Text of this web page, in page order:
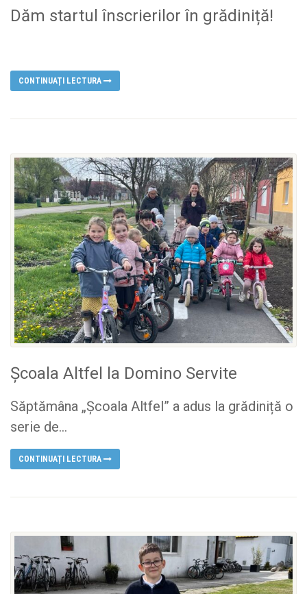
Dăm startul înscrierilor în grădiniță!
CONTINUAȚI LECTURA
Școala Altfel la Domino Servite
Săptămâna „Școala Altfel” a adus la grădiniță o
serie de...
CONTINUAȚI LECTURA